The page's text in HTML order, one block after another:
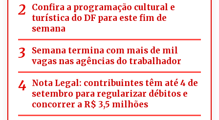
Confira a programação cultural e
turística do DF para este fim de
semana
Semana termina com mais de mil
vagas nas agências do trabalhador
Nota Legal: contribuintes têm até 4 de
setembro para regularizar débitos e
concorrer a R$ 3,5 milhões